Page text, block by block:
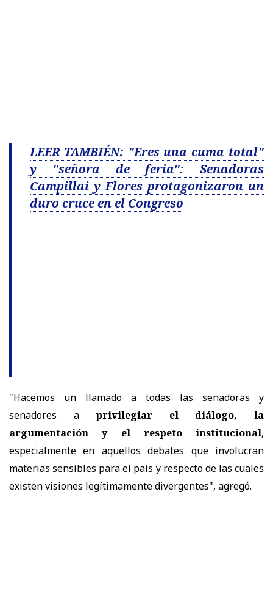
LEER TAMBIÉN: "Eres una cuma total"
y "señora de feria": Senadoras
Campillai y Flores protagonizaron un
duro cruce en el Congreso
"Hacemos un llamado a todas las senadoras y
senadores aprivilegiar el diálogo, la
argumentación y el respeto institucional,
especialmente en aquellos debates que involucran
materias sensibles para el país y respecto de las cuales
existen visiones legítimamente divergentes", agregó.